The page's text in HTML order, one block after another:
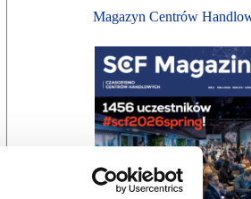
Magazyn Centrów